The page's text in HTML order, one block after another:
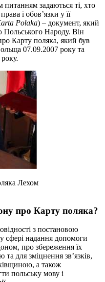
питанням задаються ті, хто
і обов’язки у її
Polaka) – документ, який
Польського Народу. Він
Карту поляка, який був
07.09.2007 року та
Лехом
про Карту поляка?
з постановою
сфері надання допомоги
про збереження їх
та для зміцнення зв’язків,
а також
польську мову і